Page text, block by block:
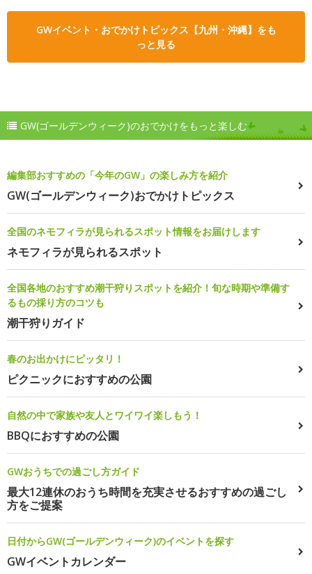
GWイベント・おでかけトピックス【九州・沖縄】をも
っと見る
GW(ゴールデンウィーク)のおでかけをもっと楽しむ
編集部おすすめの「今年のGW」の楽しみ方を紹介
GW(ゴールデンウィーク)おでかけトピックス
全国のネモフィラが見られるスポット情報をお届けします
ネモフィラが見られるスポット
全国各地のおすすめ潮干狩りスポットを紹介！旬な時期や準備す
るもの採り方のコツも
潮干狩りガイド
春のお出かけにピッタリ！
ピクニックにおすすめの公園
自然の中で家族や友人とワイワイ楽しもう！
BBQにおすすめの公園
GWおうちでの過ごし方ガイド
最大12連休のおうち時間を充実させるおすすめの過ごし
方をご提案
日付からGW(ゴールデンウィーク)のイベントを探す
GWイベントカレンダー